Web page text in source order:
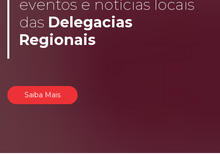
eventos e notícias locais
das Delegacias
Regionais
Saiba Mais